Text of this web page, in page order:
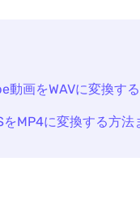
動画をWAVに変換す
MP4に変換する方法